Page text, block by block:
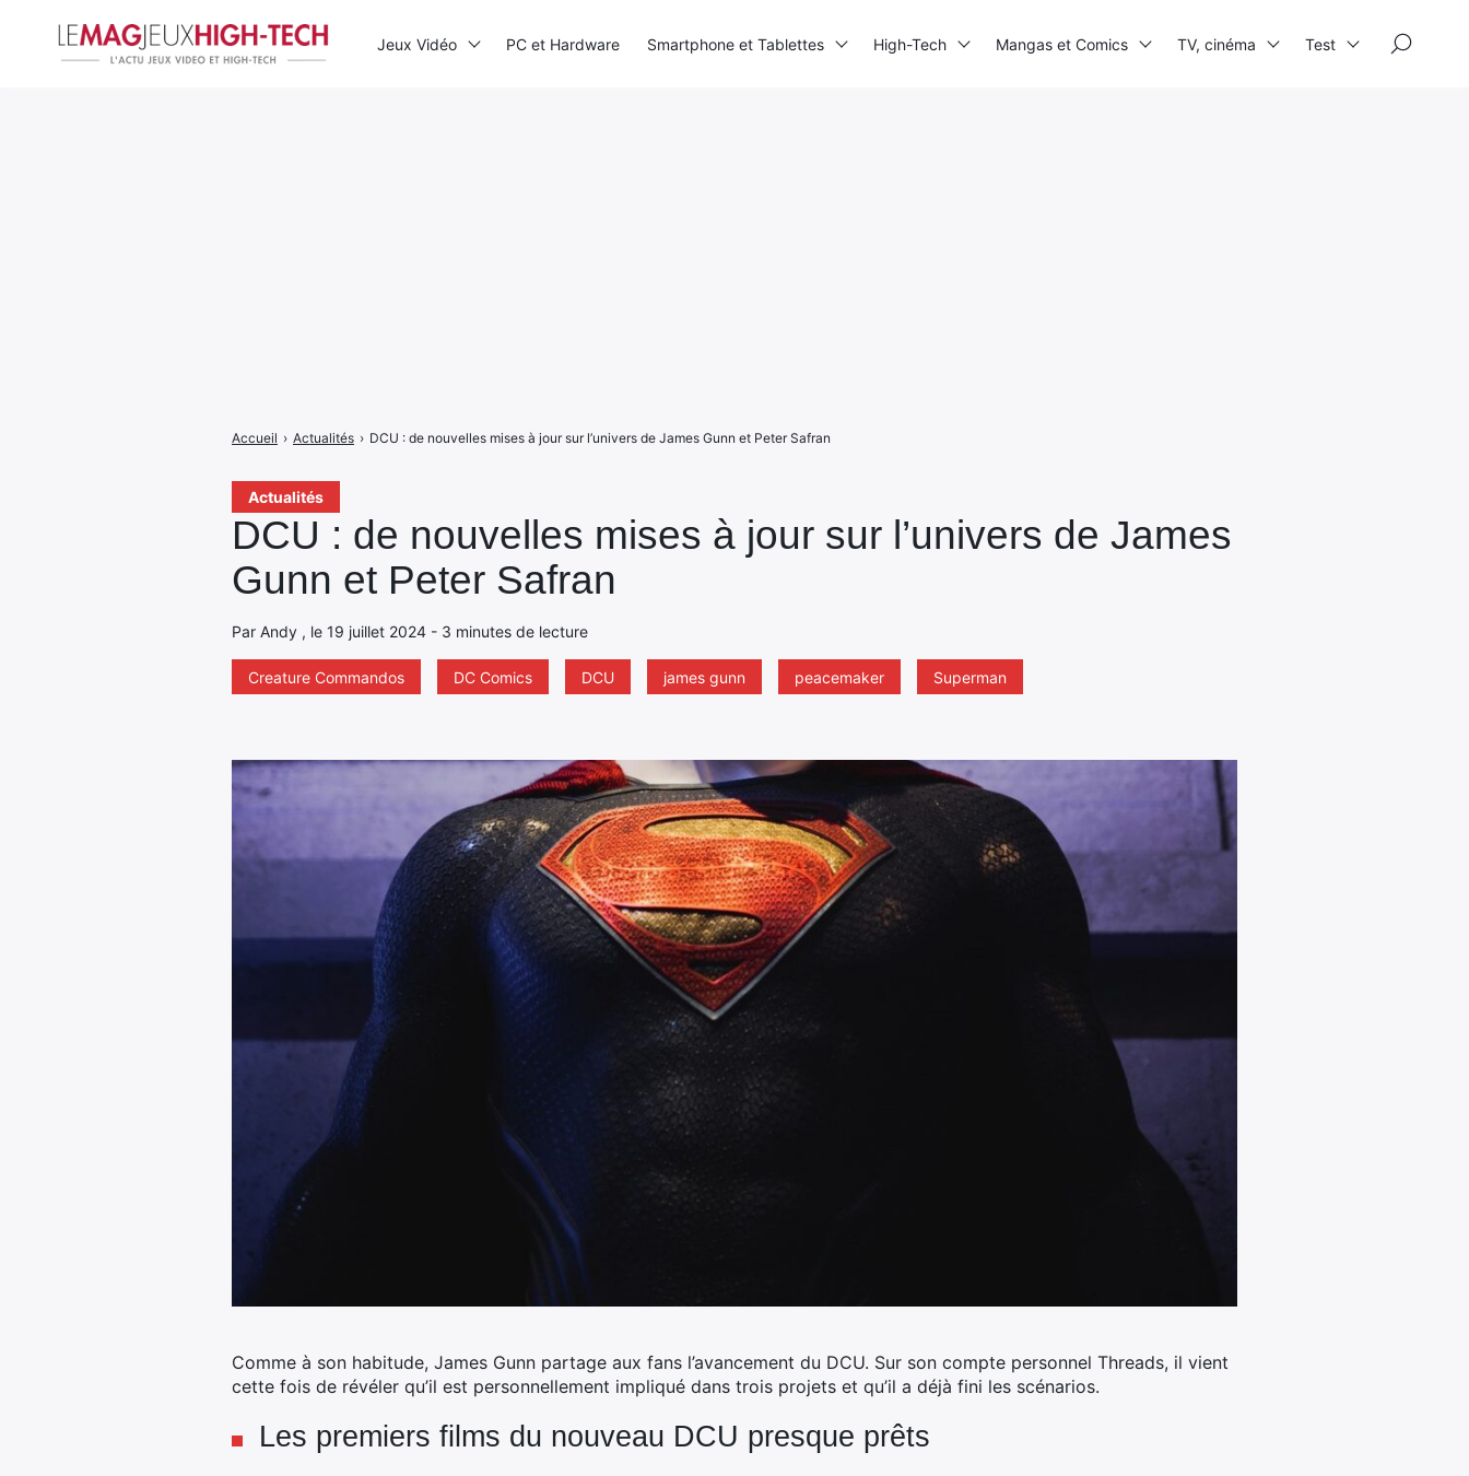
Actualités
DCU : de nouvelles mises à jour sur l’univers de James
Gunn et Peter Safran
Par Andy , le 19 juillet 2024 - 3 minutes de lecture
Creature Commandos DC Comics DCU james gunn peacemaker Superman
Accueil › Actualités › DCU : de nouvelles mises à jour sur l’univers de James Gunn et Peter Safran
Comme à son habitude, James Gunn partage aux fans l’avancement du DCU. Sur son compte personnel Threads, il vient
cette fois de révéler qu’il est personnellement impliqué dans trois projets et qu’il a déjà fini les scénarios.
Les premiers films du nouveau DCU presque prêts
Jeux Vidéo PC et Hardware Smartphone et Tablettes High-Tech Mangas et Comics TV, cinéma Test